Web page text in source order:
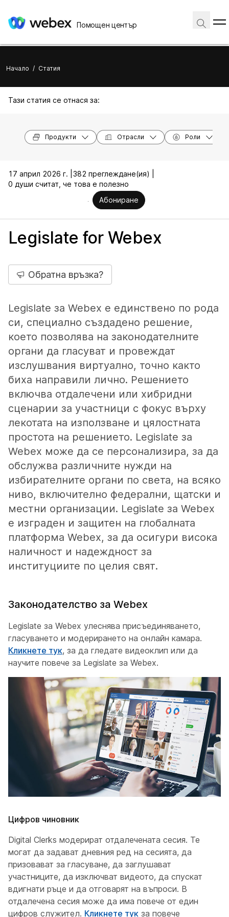
Помощен център
Начало / Статия
Тази статия се отнася за:
Продукти Отрасли Роли
17 април 2026 г. | 382 преглеждане(ия) |
0 души считат, че това е полезно
Абониране
Legislate for Webex
Обратна връзка?
Legislate за Webex е единствено по рода
си, специално създадено решение,
което позволява на законодателните
органи да гласуват и провеждат
изслушвания виртуално, точно както
биха направили лично. Решението
включва отдалечени или хибридни
сценарии за участници с фокус върху
лекотата на използване и цялостната
простота на решението. Legislate за
Webex може да се персонализира, за да
обслужва различните нужди на
избирателните органи по света, на всяко
ниво, включително федерални, щатски и
местни организации. Legislate за Webex
е изграден и защитен на глобалната
платформа Webex, за да осигури висока
наличност и надеждност за
институциите по целия свят.
Законодателство за Webex
Legislate за Webex улеснява присъединяването,
гласуването и модерирането на онлайн камара.
Кликнете тук, за да гледате видеоклип или да
научите повече за Legislate за Webex.
Цифров чиновник
Digital Clerks модерират отдалечената сесия. Те
могат да задават дневния ред на сесията, да
призовават за гласуване, да заглушават
участниците, да изключват видеото, да спускат
вдигнати ръце и да отговарят на въпроси. В
отдалечена сесия може да има повече от един
цифров служител. Кликнете тук за повече